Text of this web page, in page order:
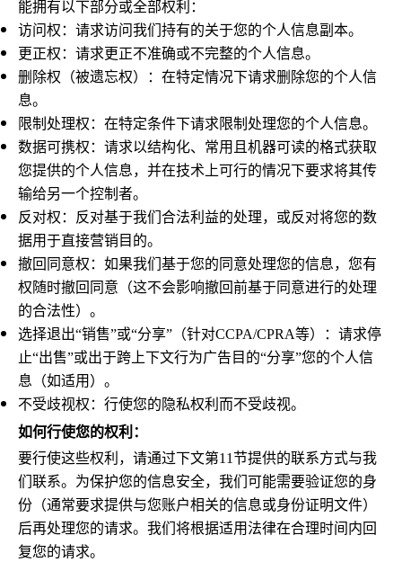
能拥有以下部分或全部权利：
访问权：请求访问我们持有的关于您的个人信息副本。
更正权：请求更正不准确或不完整的个人信息。
删除权（被遗忘权）：在特定情况下请求删除您的个人信
息。
限制处理权：在特定条件下请求限制处理您的个人信息。
数据可携权：请求以结构化、常用且机器可读的格式获取
您提供的个人信息，并在技术上可行的情况下要求将其传
输给另一个控制者。
反对权：反对基于我们合法利益的处理，或反对将您的数
据用于直接营销目的。
撤回同意权：如果我们基于您的同意处理您的信息，您有
权随时撤回同意（这不会影响撤回前基于同意进行的处理
的合法性）。
选择退出“销售”或“分享”（针对CCPA/CPRA等）：请求停
止“出售”或出于跨上下文行为广告目的“分享”您的个人信
息（如适用）。
不受歧视权：行使您的隐私权利而不受歧视。
如何行使您的权利：
要行使这些权利，请通过下文第11节提供的联系方式与我
们联系。为保护您的信息安全，我们可能需要验证您的身
份（通常要求提供与您账户相关的信息或身份证明文件）
后再处理您的请求。我们将根据适用法律在合理时间内回
复您的请求。